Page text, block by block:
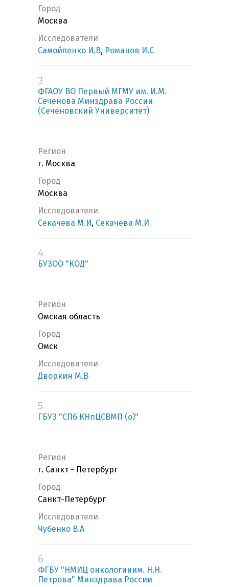
Город
Москва
Исследователи
Самойленко И.В, Романов И.С
3
ФГАОУ ВО Первый МГМУ им. И.М.
Сеченова Минздрава России
(Сеченовский Университет)
Регион
г. Москва
Город
Москва
Исследователи
Секачева М.И, Секачева М.И
4
БУЗОО "КОД"
Регион
Омская область
Город
Омск
Исследователи
Дворкин М.В
5
ГБУЗ "СПб КНпЦСВМП (о)"
Регион
г. Санкт - Петербург
Город
Санкт-Петербург
Исследователи
Чубенко В.А
6
ФГБУ "НМИЦ онкологииим. Н.Н.
Петрова" Минздрава России